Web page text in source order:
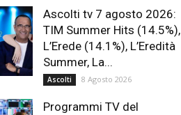
Ascolti tv 7 agosto 2026:
TIM Summer Hits (14.5%),
L’Erede (14.1%), L’Eredità
Summer, La...
Ascolti 8 Agosto 2026
Programmi TV del